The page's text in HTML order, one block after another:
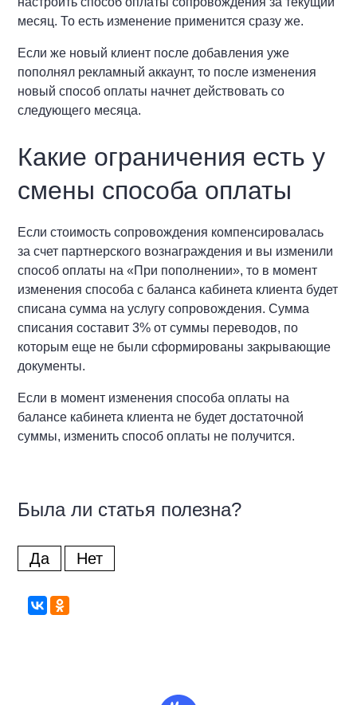
месяц. То есть изменение применится сразу же.
Если же новый клиент после добавления уже
пополнял рекламный аккаунт, то после изменения
новый способ оплаты начнет действовать со
следующего месяца.
Какие ограничения есть у
смены способа оплаты
Если стоимость сопровождения компенсировалась
за счет партнерского вознаграждения и вы изменили
способ оплаты на «При пополнении», то в момент
изменения способа с баланса кабинета клиента будет
списана сумма на услугу сопровождения. Сумма
списания составит 3% от суммы переводов, по
которым еще не были сформированы закрывающие
документы.
Если в момент изменения способа оплаты на
балансе кабинета клиента не будет достаточной
суммы, изменить способ оплаты не получится.
Была ли статья полезна?
Да Нет